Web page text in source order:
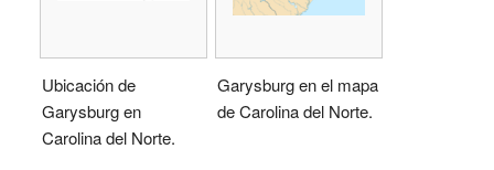
Ubicación de
Garysburg en
Carolina del Norte.
Garysburg en el mapa
de Carolina del Norte.